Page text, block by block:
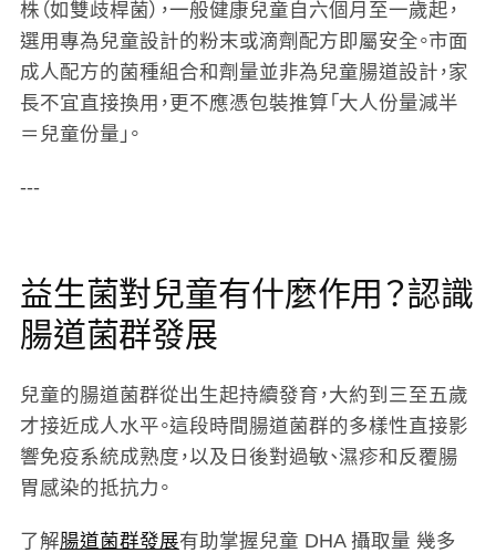
株（如雙歧桿菌），一般健康兒童自六個月至一歲起，
選用專為兒童設計的粉末或滴劑配方即屬安全。市面
成人配方的菌種組合和劑量並非為兒童腸道設計，家
長不宜直接換用，更不應憑包裝推算「大人份量減半
＝兒童份量」。
---
益生菌對兒童有什麼作用？認識
腸道菌群發展
兒童的腸道菌群從出生起持續發育，大約到三至五歲
才接近成人水平。這段時間腸道菌群的多樣性直接影
響免疫系統成熟度，以及日後對過敏、濕疹和反覆腸
胃感染的抵抗力。
了解腸道菌群發展有助掌握兒童 DHA 攝取量 幾多